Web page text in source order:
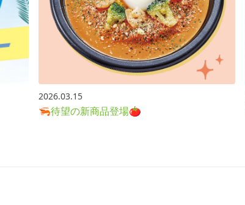
2026.03.15
🦐待望の新商品登場🍅